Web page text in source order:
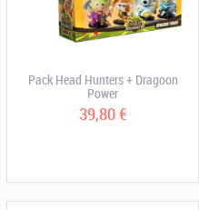
Pack Head Hunters + Dragoon
Power
39,80 €